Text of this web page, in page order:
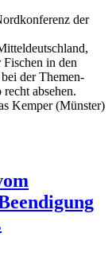
der
in den
der Themen-
absehen.
Kemper (Münster)